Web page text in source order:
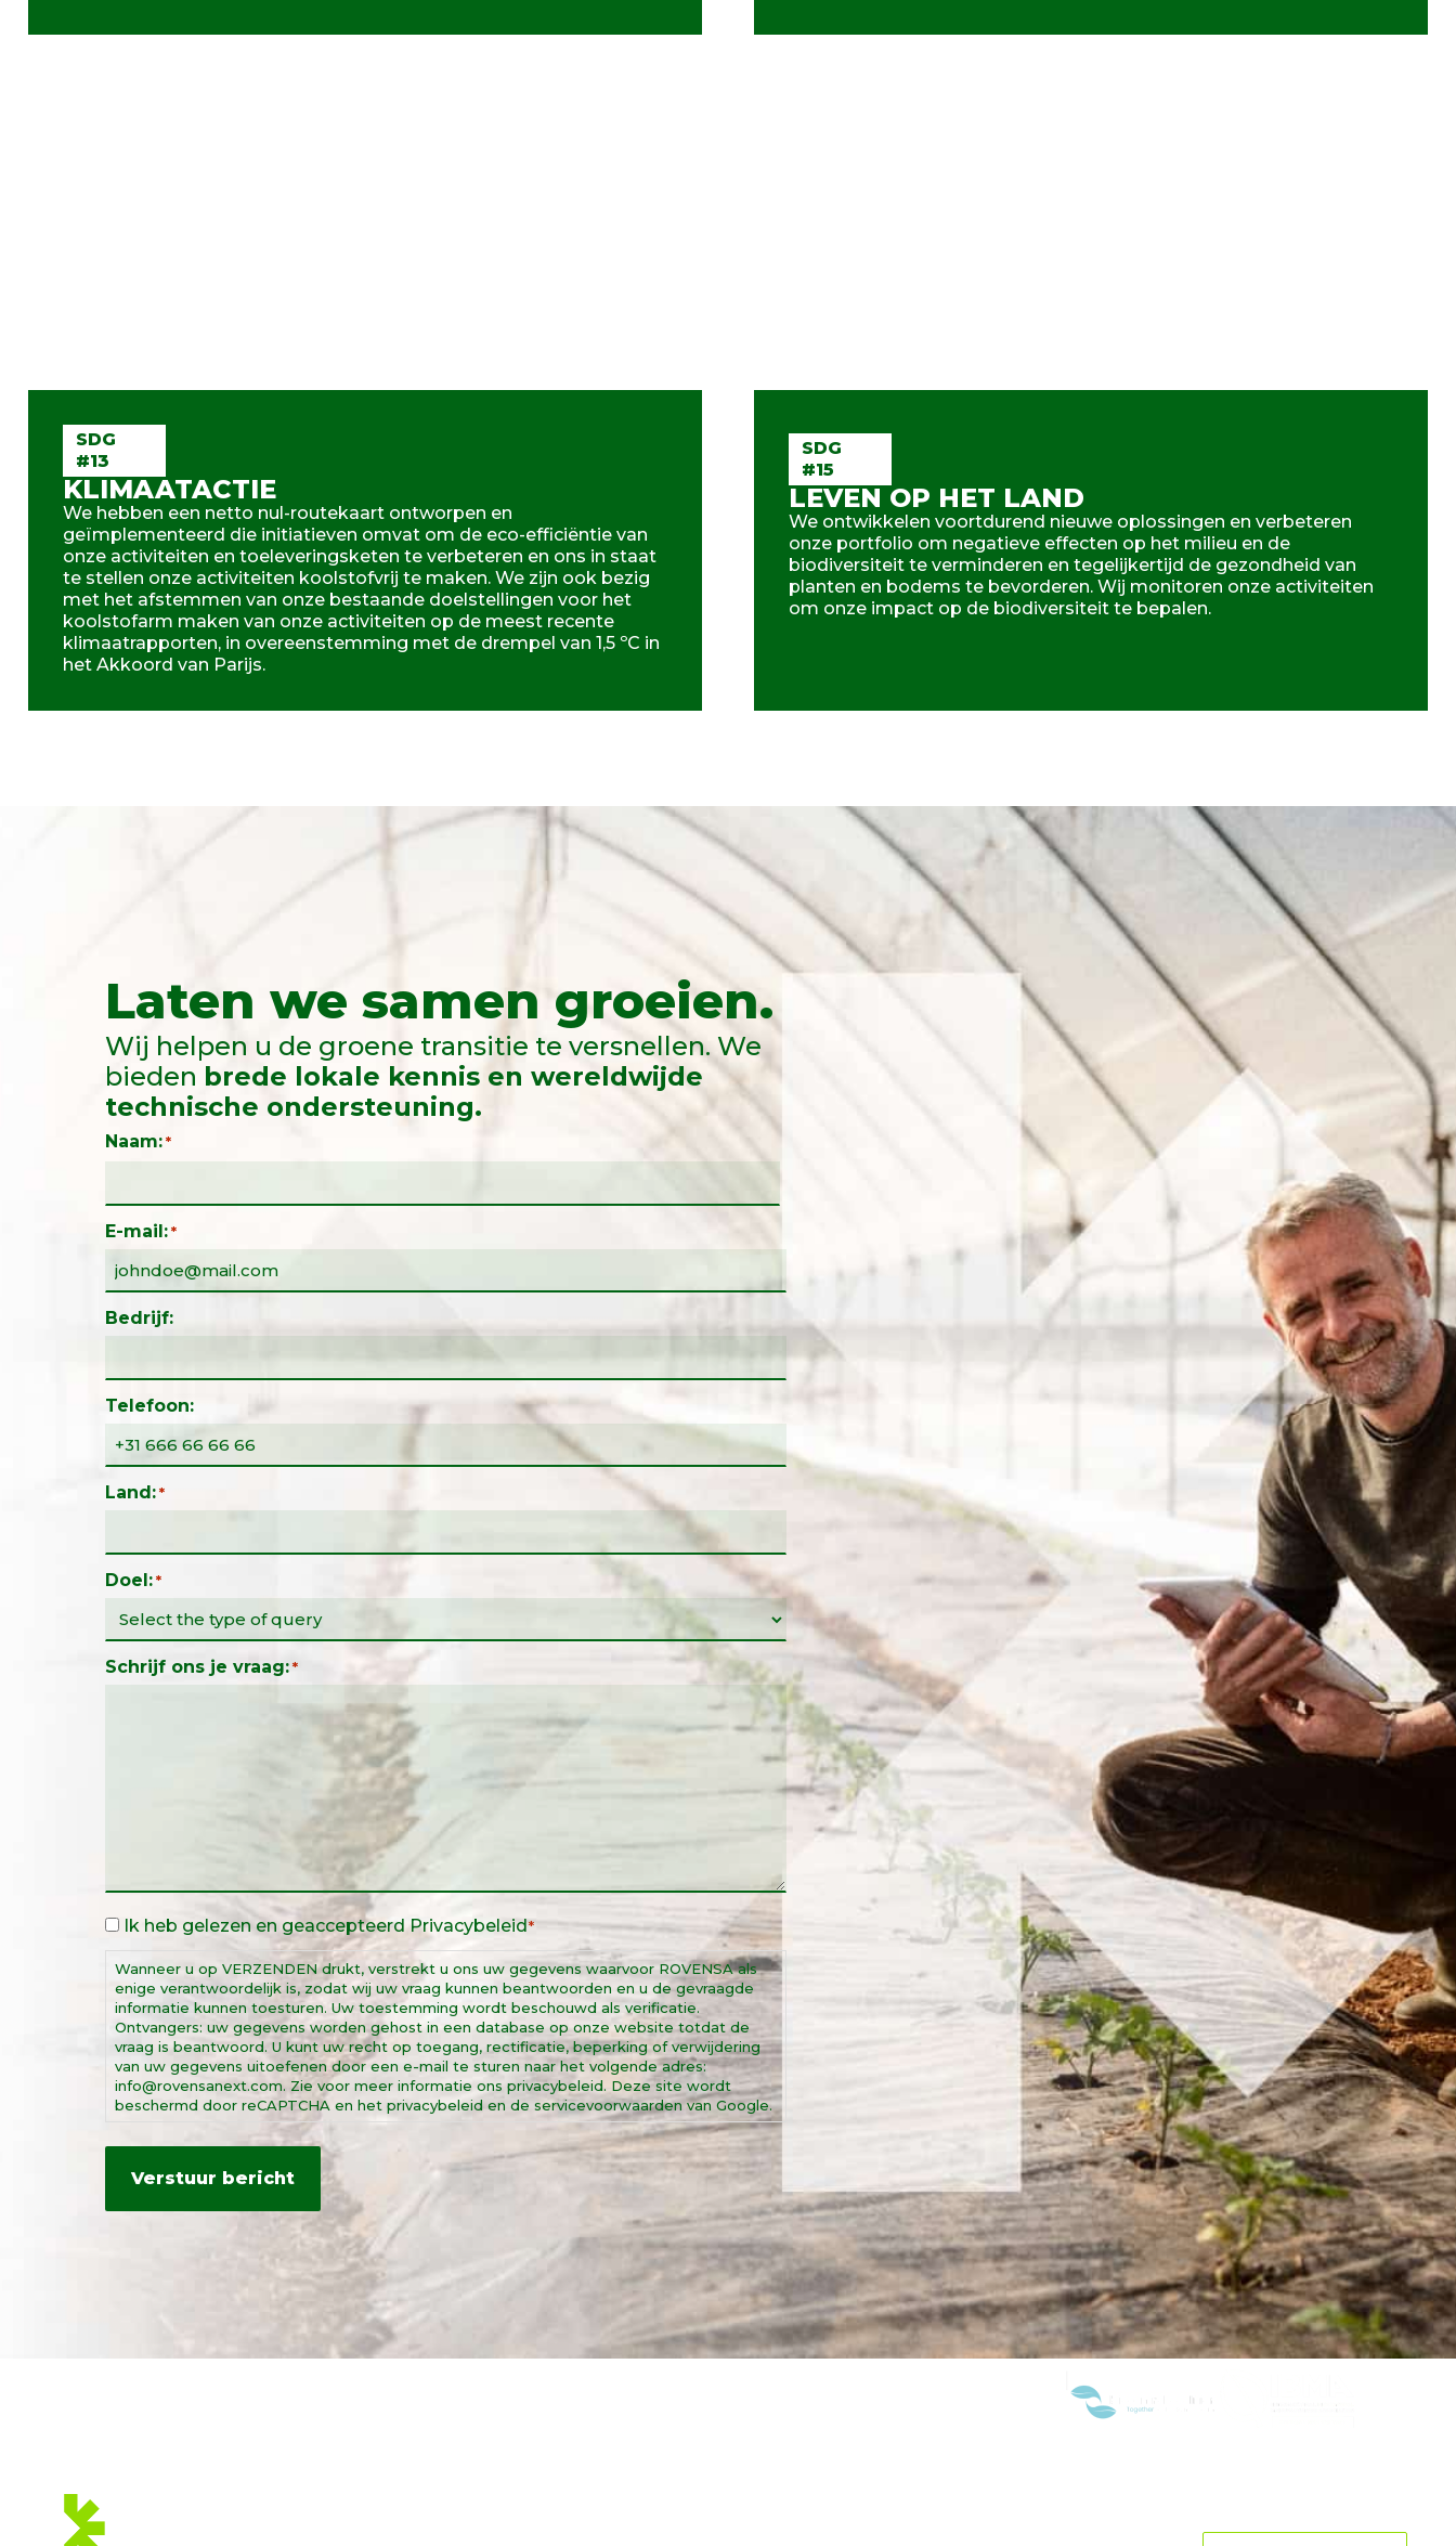
SDG
#13
KLIMAATACTIE
We hebben een netto nul-routekaart ontworpen en
geïmplementeerd die initiatieven omvat om de eco-efficiëntie van
onze activiteiten en toeleveringsketen te verbeteren en ons in staat
te stellen onze activiteiten koolstofvrij te maken. We zijn ook bezig
met het afstemmen van onze bestaande doelstellingen voor het
koolstofarm maken van onze activiteiten op de meest recente
klimaatrapporten, in overeenstemming met de drempel van 1,5 ºC in
het Akkoord van Parijs.
SDG
#15
LEVEN OP HET LAND
We ontwikkelen voortdurend nieuwe oplossingen en verbeteren
onze portfolio om negatieve effecten op het milieu en de
biodiversiteit te verminderen en tegelijkertijd de gezondheid van
planten en bodems te bevorderen. Wij monitoren onze activiteiten
om onze impact op de biodiversiteit te bepalen.
Laten we samen groeien.
Wij helpen u de groene transitie te versnellen. We
bieden brede lokale kennis en wereldwijde
technische ondersteuning.
Naam: *
E-mail: *
Bedrijf:
Telefoon:
Land: *
Doel: *
Schrijf ons je vraag: *
Wettelijke
Ik heb gelezen en geaccepteerdPrivacybeleid *
Wanneer u op VERZENDEN drukt, verstrekt u ons uw gegevens waarvoor ROVENSA als
enige verantwoordelijk is, zodat wij uw vraag kunnen beantwoorden en u de gevraagde
informatie kunnen toesturen. Uw toestemming wordt beschouwd als verificatie.
Ontvangers: uw gegevens worden gehost in een database op onze website totdat de
vraag is beantwoord. U kunt uw recht op toegang, rectificatie, beperking of verwijdering
van uw gegevens uitoefenen door een e-mail te sturen naar het volgende adres:
info@rovensanext.com. Zie voor meer informatie ons privacybeleid. Deze site wordt
beschermd door reCAPTCHA en het privacybeleid en de servicevoorwaarden van Google.